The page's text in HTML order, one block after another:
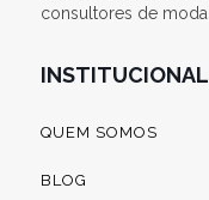
consultores de moda.
INSTITUCIONAL
QUEM SOMOS
BLOG